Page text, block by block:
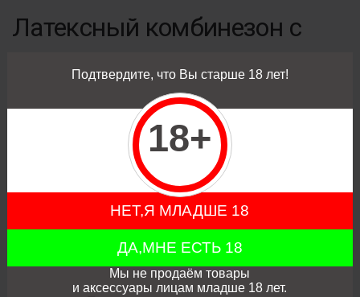
Латексный комбинезон с
цельной молнией на три
ID#391
Подтвердите, что Вы старше 18 лет!
18+
НЕТ,Я МЛАДШЕ 18
ДА,МНЕ ЕСТЬ 18
Мы не продаём товары
и аксессуары лицам младше 18 лет.